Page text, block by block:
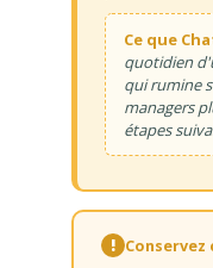
Ce que
quotidien
qui rumine
managers
étapes
!